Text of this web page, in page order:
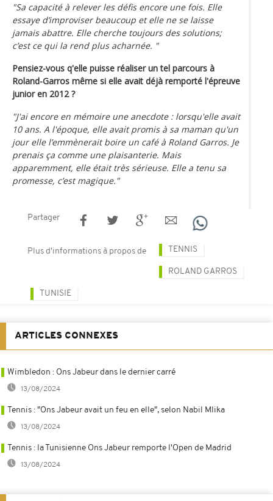
"Sa capacité à relever les défis encore une fois. Elle
essaye d’improviser beaucoup et elle ne se laisse
jamais abattre. Elle cherche toujours des solutions;
c’est ce qui la rend plus acharnée. "
Pensiez-vous q'elle puisse réaliser un tel parcours à
Roland-Garros même si elle avait déjà remporté l'épreuve
junior en 2012 ?
"J'ai encore en mémoire une anecdote : lorsqu'elle avait
10 ans. A l'époque, elle avait promis à sa maman qu'un
jour elle l’emmènerait boire un café à Roland Garros. Je
prenais ça comme une plaisanterie. Mais
apparemment, elle était très sérieuse. Elle a tenu sa
promesse, c’est magique."
Partager
Plus d'informations à propos de TENNIS
ROLAND GARROS
TUNISIE
ARTICLES CONNEXES
Wimbledon : Ons Jabeur dans le dernier carré
13/08/2024
Tennis : "Ons Jabeur avait un feu en elle", selon Nabil Mlika
13/08/2024
Tennis : la Tunisienne Ons Jabeur remporte l'Open de Madrid
13/08/2024